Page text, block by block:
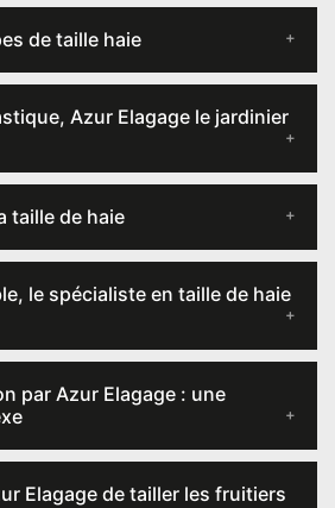
de taille haie
Azur Elagage le jardinier
taille de haie
le spécialiste en taille de haie
par Azur Elagage : une
Elagage de tailler les fruitiers